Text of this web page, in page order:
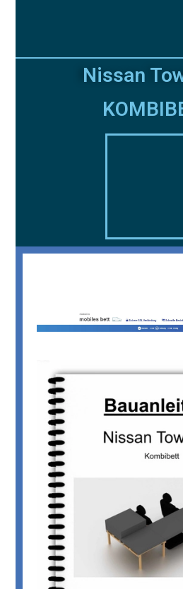
Nissan